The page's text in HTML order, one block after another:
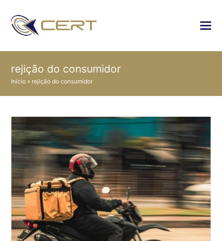
rejição do consumidor
Início » rejição do consumidor